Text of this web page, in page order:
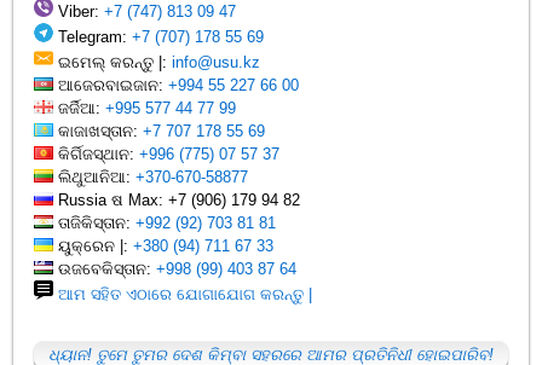
Viber:+7 (747) 813 09 47
Telegram:+7 (707) 178 55 69
ଇମେଲ୍ କରନ୍ତୁ |:info@usu.kz
ଆଜେରବାଇଜାନ:+994 55 227 66 00
ଜର୍ଜିଆ:+995 577 44 77 99
କାଜାଖସ୍ତାନ:+7 707 178 55 69
କିର୍ଗିଜସ୍ଥାନ:+996 (775) 07 57 37
ଲିଥୁଆନିଆ:+370-670-58877
Russia ଷ Max: +7 (906) 179 94 82
ତାଜିକିସ୍ତାନ:+992 (92) 703 81 81
ୟୁକ୍ରେନ |:+380 (94) 711 67 33
ଉଜବେକିସ୍ତାନ:+998 (99) 403 87 64
ଆମ ସହିତ ଏଠାରେ ଯୋଗାଯୋଗ କରନ୍ତୁ |
ଧ୍ୟାନ! ତୁମେ ତୁମର ଦେଶ କିମ୍ବା ସହରରେ ଆମର ପ୍ରତିନିଧୀ ହୋଇପାରିବ!